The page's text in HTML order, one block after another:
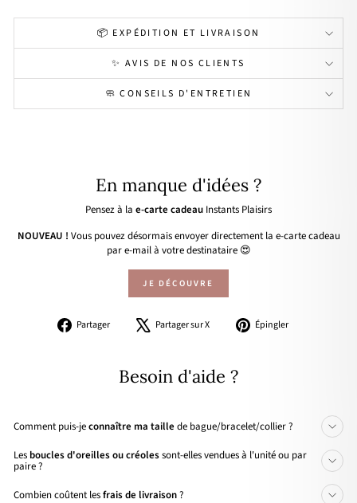
📦 EXPÉDITION ET LIVRAISON
✨ AVIS DE NOS CLIENTS
🧼 CONSEILS D'ENTRETIEN
En manque d'idées ?
Pensez à la e-carte cadeau Instants Plaisirs
NOUVEAU ! Vous pouvez désormais envoyer directement la e-carte cadeau
par e-mail à votre destinataire 😍
JE DÉCOUVRE
Partager
PartagerPartager sur X
Tweeter Épingler
Besoin d'aide ?
Comment puis-jeconnaître ma taille de bague/bracelet/collier ?
Les boucles d'oreilles ou créolessont-elles vendues à l'unité ou par
paire ?
Combien coûtent lesfrais de livraison?